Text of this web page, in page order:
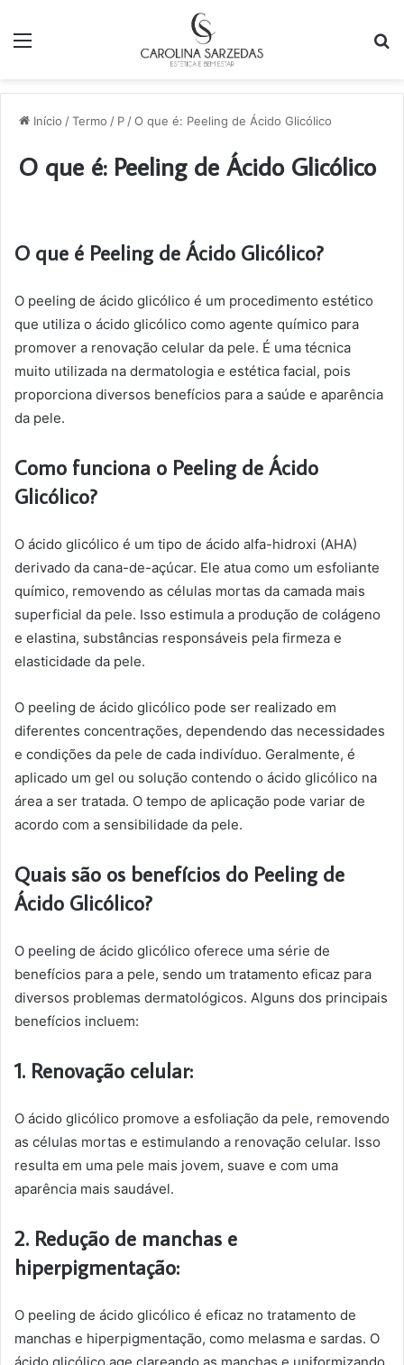
Início /Termo / P /O que é: Peeling de Ácido Glicólico
O que é: Peeling de Ácido Glicólico
O que é Peeling de Ácido Glicólico?
O peeling de ácido glicólico é um procedimento estético
que utiliza o ácido glicólico como agente químico para
promover a renovação celular da pele. É uma técnica
muito utilizada na dermatologia e estética facial, pois
proporciona diversos benefícios para a saúde e aparência
da pele.
Como funciona o Peeling de Ácido
Glicólico?
O ácido glicólico é um tipo de ácido alfa-hidroxi (AHA)
derivado da cana-de-açúcar. Ele atua como um esfoliante
químico, removendo as células mortas da camada mais
superficial da pele. Isso estimula a produção de colágeno
e elastina, substâncias responsáveis pela firmeza e
elasticidade da pele.
O peeling de ácido glicólico pode ser realizado em
diferentes concentrações, dependendo das necessidades
e condições da pele de cada indivíduo. Geralmente, é
aplicado um gel ou solução contendo o ácido glicólico na
área a ser tratada. O tempo de aplicação pode variar de
acordo com a sensibilidade da pele.
Quais são os benefícios do Peeling de
Ácido Glicólico?
O peeling de ácido glicólico oferece uma série de
benefícios para a pele, sendo um tratamento eficaz para
diversos problemas dermatológicos. Alguns dos principais
benefícios incluem:
1. Renovação celular:
O ácido glicólico promove a esfoliação da pele, removendo
as células mortas e estimulando a renovação celular. Isso
resulta em uma pele mais jovem, suave e com uma
aparência mais saudável.
2. Redução de manchas e
hiperpigmentação:
O peeling de ácido glicólico é eficaz no tratamento de
manchas e hiperpigmentação, como melasma e sardas. O